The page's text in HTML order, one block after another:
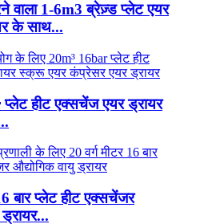
वाला 1-6m3 ब्रेज़्ड प्लेट एयर
के साथ...
हीट एक्सचेंज एयर ड्रायर
बार प्लेट हीट एक्सचेंजर